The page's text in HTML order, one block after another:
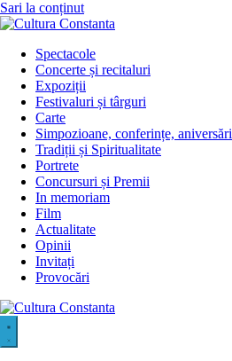
Sari la conținut
Spectacole
Concerte și recitaluri
Expoziții
Festivaluri și târguri
Carte
Simpozioane, conferințe, aniversări
Tradiții și Spiritualitate
Portrete
Concursuri și Premii
In memoriam
Film
Actualitate
Opinii
Invitați
Provocări